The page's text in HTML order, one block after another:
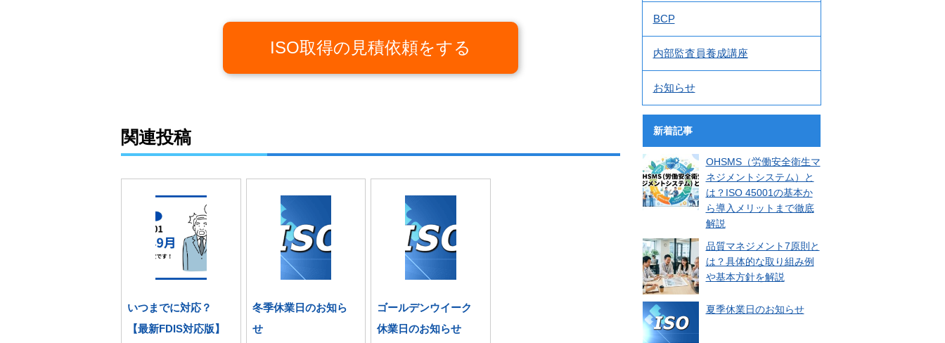
ISO取得の見積依頼をする
関連投稿
いつまでに対応？
【最新FDIS対応版】
冬季休業日のお知ら
せ
ゴールデンウイーク
休業日のお知らせ
BCP
内部監査員養成講座
お知らせ
新着記事
OHSMS（労働安全衛生マ
ネジメントシステム）と
は？ISO 45001の基本か
ら導入メリットまで徹底
解説
品質マネジメント7原則と
は？具体的な取り組み例
や基本方針を解説
夏季休業日のお知らせ